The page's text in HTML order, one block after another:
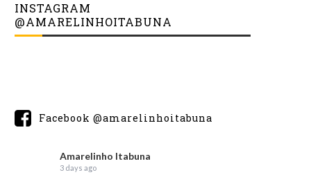
INSTAGRAM
@AMARELINHOITABUNA
Facebook @amarelinhoitabuna
Amarelinho Itabuna
3 days ago